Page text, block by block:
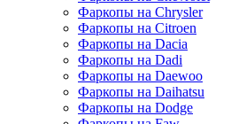
Фаркопы на Chrysler
Фаркопы на Citroen
Фаркопы на Dacia
Фаркопы на Dadi
Фаркопы на Daewoo
Фаркопы на Daihatsu
Фаркопы на Dodge